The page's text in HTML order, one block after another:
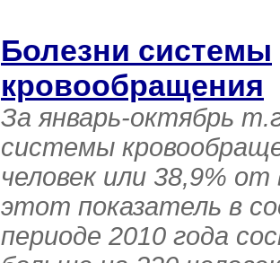
Болезни системы
кровообращения
За январь-октябрь
системы
человек или 38,9%
этот показатель в
периоде 2010 года